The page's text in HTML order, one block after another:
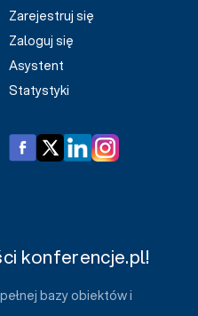
Zarejestruj się
Zaloguj się
Asystent
Statystyki
konferencje.pl!
bazy obiektów i